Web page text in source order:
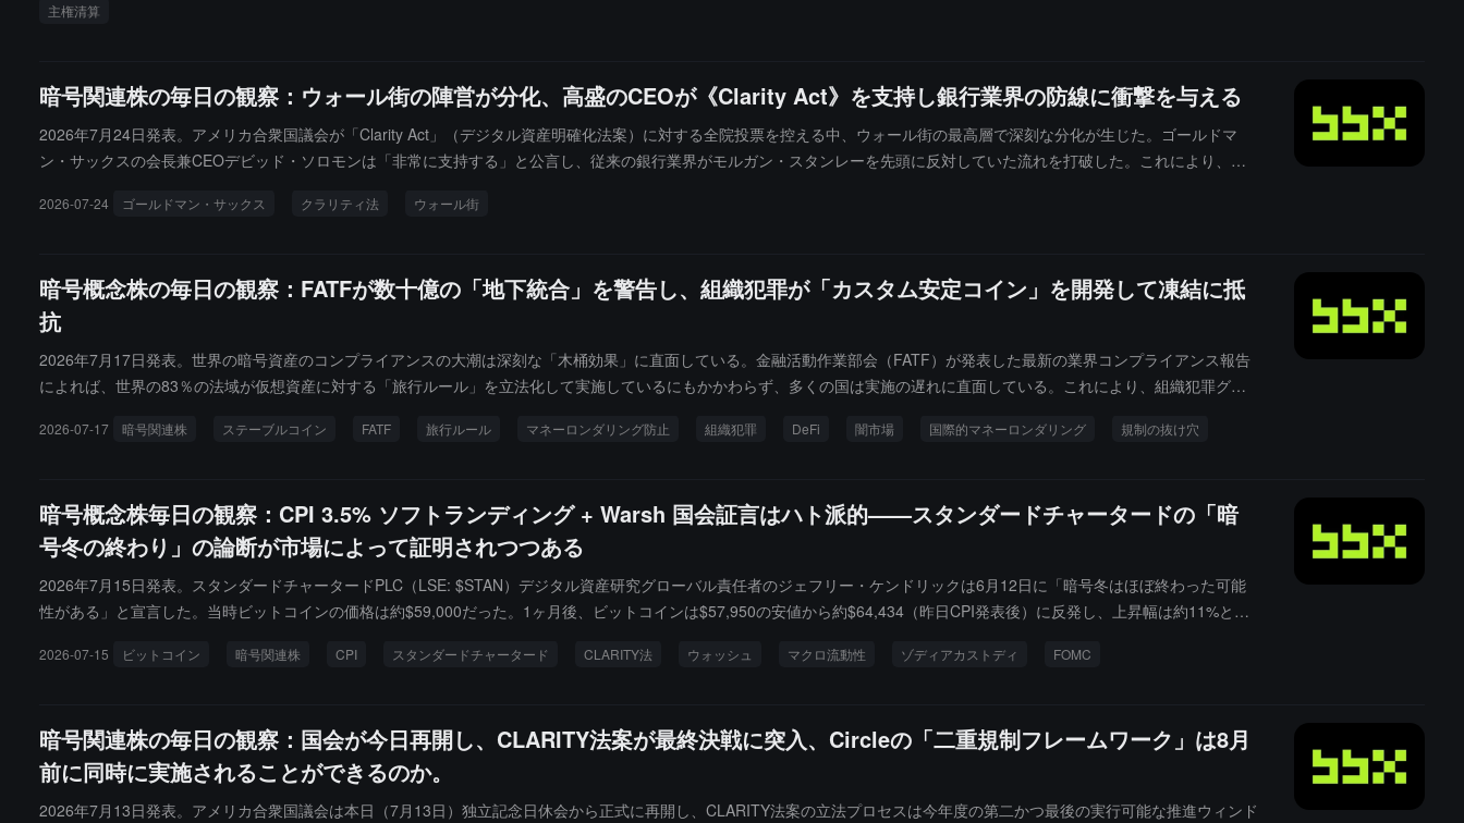
主権清算
暗号関連株の毎日の観察：ウォール街の陣営が分化、高盛のCEOが《Clarity Act》を支持し銀行業界の防線に衝撃を与える
2026年7月24日発表。アメリカ合衆国議会が「Clarity Act」（デジタル資産明確化法案）に対する全院投票を控える中、ウォール街の最高層で深刻な分化が生じた。ゴールドマ
ン・サックスの会長兼CEOデビッド・ソロモンは「非常に支持する」と公言し、従来の銀行業界がモルガン・スタンレーを先頭に反対していた流れを打破した。これにより、暗
2026-07-24 ゴールドマン・サックス クラリティ法 ウォール街
暗号概念株の毎日の観察：FATFが数十億の「地下統合」を警告し、組織犯罪が「カスタム安定コイン」を開発して凍結に抵
抗
2026年7月17日発表。世界の暗号資産のコンプライアンスの大潮は深刻な「木桶効果」に直面している。金融活動作業部会（FATF）が発表した最新の業界コンプライアンス報告
によれば、世界の83％の法域が仮想資産に対する「旅行ルール」を立法化して実施しているにもかかわらず、多くの国は実施の遅れに直面している。これにより、組織犯罪グル
いる。
2026-07-17 暗号関連株 ステーブルコイン FATF 旅行ルール マネーロンダリング防止 組織犯罪 DeFi 闇市場 国際的マネーロンダリング 規制の抜け穴
暗号概念株毎日の観察：CPI 3.5% ソフトランディング + Warsh 国会証言はハト派的——スタンダードチャータードの「暗
号冬の終わり」の論断が市場によって証明されつつある
2026年7月15日発表。スタンダードチャータードPLC（LSE: $STAN）デジタル資産研究グローバル責任者のジェフリー・ケンドリックは6月12日に「暗号冬はほぼ終わった可能
性がある」と宣言した。当時ビットコインの価格は約$59,000だった。1ヶ月後、ビットコインは$57,950の安値から約$64,434（昨日CPI発表後）に反発し、上昇幅は約11%とな
の最深部から回復し始めたこと。一方で、連邦準備制度理事会のパウエル議長が昨日の議会証言で発信したシグナルは市場の予想よりもはるかにタカ派であり、「ソフトCPI + タ
2026-07-15 ビットコイン 暗号関連株 CPI スタンダードチャータード CLARITY法 ウォッシュ マクロ流動性 ゾディアカストディ FOMC
暗号関連株の毎日の観察：国会が今日再開し、CLARITY法案が最終決戦に突入、Circleの「二重規制フレームワーク」は8月
前に同時に実施されることができるのか。
2026年7月13日発表。アメリカ合衆国議会は本日（7月13日）独立記念日休会から正式に再開し、CLARITY法案の立法プロセスは今年度の第二かつ最後の実行可能な推進ウィンド